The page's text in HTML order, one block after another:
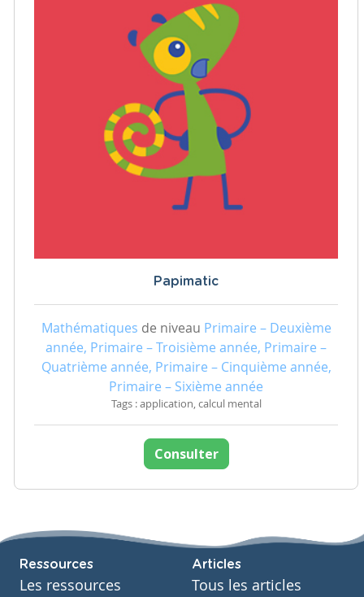
Papimatic
Mathématiques de niveau Primaire – Deuxième
année, Primaire – Troisième année, Primaire –
Quatrième année, Primaire – Cinquième année,
Primaire – Sixième année
Tags : application, calcul mental
Consulter
Ressources
Les ressources
Articles
Tous les articles